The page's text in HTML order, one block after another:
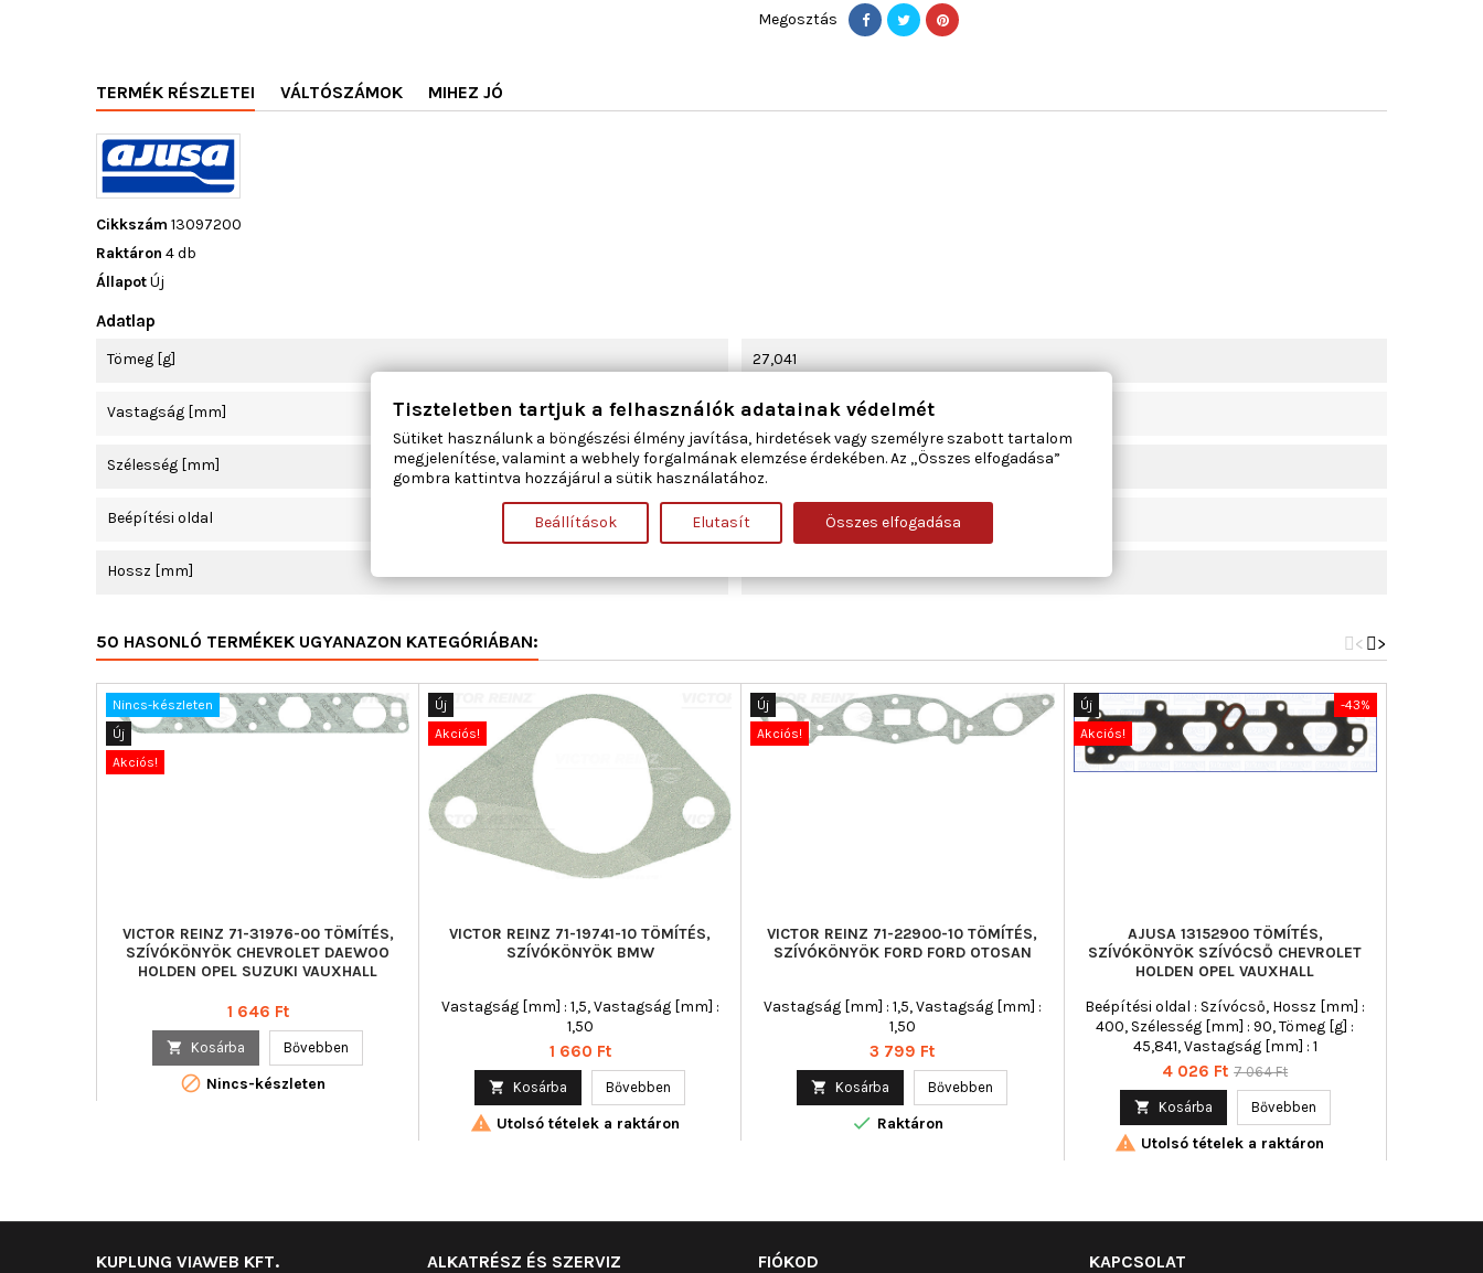
Megosztás
TERMÉK RÉSZLETEI VÁLTÓSZÁMOK MIHEZ JÓ
Cikkszám 13097200
Raktáron 4 db
ÁllapotÚj
Adatlap
Tömeg [g] 27,041
Vastagság [mm] 1,5
Szélesség [mm] 63
Beépítési oldal
Hossz [mm]
50 HASONLÓ TERMÉKEK UGYANAZON KATEGÓRIÁBAN: >
<
Nincs-készleten
Új
Akciós!
VICTOR REINZ 71-31976-00 TÖMÍTÉS,
SZÍVÓKÖNYÖK CHEVROLET DAEWOO
HOLDEN OPEL SUZUKI VAUXHALL
Ár
1 646 Ft
 Kosárba Bővebben
 Nincs-készleten
Új
Akciós!
VICTOR REINZ 71-19741-10 TÖMÍTÉS,
SZÍVÓKÖNYÖK BMW
Vastagság [mm] : 1,5, Vastagság [mm] :
1,50
Ár
1 660 Ft
 Kosárba Bővebben
 Utolsó tételek a raktáron
Új
Akciós!
VICTOR REINZ 71-22900-10 TÖMÍTÉS,
SZÍVÓKÖNYÖK FORD FORD OTOSAN
Vastagság [mm] : 1,5, Vastagság [mm] :
1,50
Ár
3 799 Ft
 Kosárba Bővebben
 Raktáron
-43%
Új
Akciós!
AJUSA 13152900 TÖMÍTÉS,
SZÍVÓKÖNYÖK SZÍVÓCSŐ CHEVROLET
HOLDEN OPEL VAUXHALL
Beépítési oldal : Szívócső, Hossz [mm] :
400, Szélesség [mm] : 90, Tömeg [g] :
45,841, Vastagság [mm] : 1
Ár
4 026 Ft Normál
7 064 Ft
 Kosárba Bővebben
 Utolsó tételek a raktáron
KUPLUNG VIAWEB KFT. ALKATRÉSZ ÉS SZERVIZ FIÓKOD KAPCSOLAT
Tiszteletben tartjuk a felhasználók adatainak védelmét
Sütiket használunk a böngészési élmény javítása, hirdetések vagy személyre szabott tartalom
megjelenítése, valamint a webhely forgalmának elemzése érdekében. Az „Összes elfogadása”
gombra kattintva hozzájárul a sütik használatához.
Beállítások Elutasít Összes elfogadása